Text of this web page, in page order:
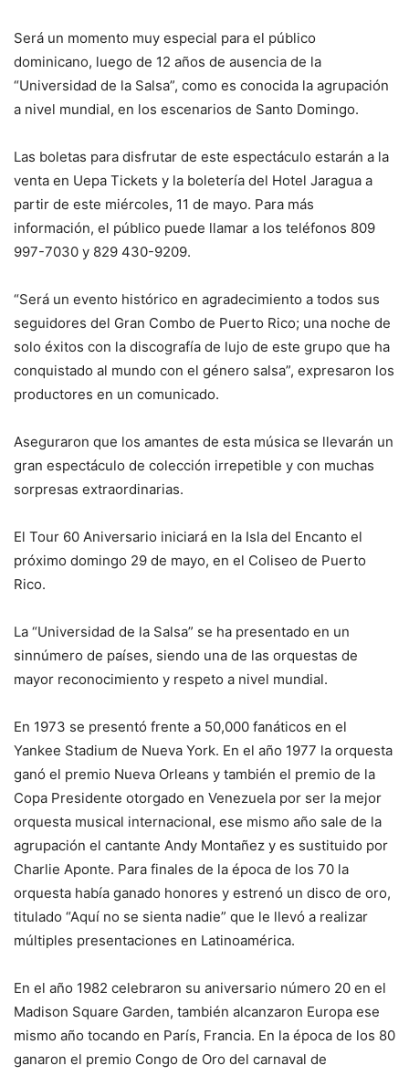
Será un momento muy especial para el público
dominicano, luego de 12 años de ausencia de la
“Universidad de la Salsa”, como es conocida la agrupación
a nivel mundial, en los escenarios de Santo Domingo.
Las boletas para disfrutar de este espectáculo estarán a la
venta en Uepa Tickets y la boletería del Hotel Jaragua a
partir de este miércoles, 11 de mayo. Para más
información, el público puede llamar a los teléfonos 809
997-7030 y 829 430-9209.
“Será un evento histórico en agradecimiento a todos sus
seguidores del Gran Combo de Puerto Rico; una noche de
solo éxitos con la discografía de lujo de este grupo que ha
conquistado al mundo con el género salsa”, expresaron los
productores en un comunicado.
Aseguraron que los amantes de esta música se llevarán un
gran espectáculo de colección irrepetible y con muchas
sorpresas extraordinarias.
El Tour 60 Aniversario iniciará en la Isla del Encanto el
próximo domingo 29 de mayo, en el Coliseo de Puerto
Rico.
La “Universidad de la Salsa” se ha presentado en un
sinnúmero de países, siendo una de las orquestas de
mayor reconocimiento y respeto a nivel mundial.
En 1973 se presentó frente a 50,000 fanáticos en el
Yankee Stadium de Nueva York. En el año 1977 la orquesta
ganó el premio Nueva Orleans y también el premio de la
Copa Presidente otorgado en Venezuela por ser la mejor
orquesta musical internacional, ese mismo año sale de la
agrupación el cantante Andy Montañez y es sustituido por
Charlie Aponte. Para finales de la época de los 70 la
orquesta había ganado honores y estrenó un disco de oro,
titulado “Aquí no se sienta nadie” que le llevó a realizar
múltiples presentaciones en Latinoamérica.
En el año 1982 celebraron su aniversario número 20 en el
Madison Square Garden, también alcanzaron Europa ese
mismo año tocando en París, Francia. En la época de los 80
ganaron el premio Congo de Oro del carnaval de